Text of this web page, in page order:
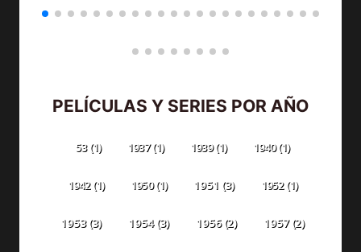
PELÍCULAS Y SERIES POR AÑO
53(1) 1937(1) 1939(1) 1940(1)
1942(1) 1950(1) 1951 (3) 1952(1)
1953(3) 1954(3) 1956(2) 1957(2)